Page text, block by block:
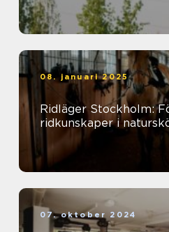
08. januari 2025
Ridläger Stockholm:
ridkunskaper i
07. oktober 2024